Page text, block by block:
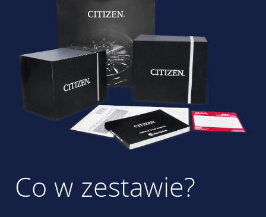
Co w zestawie?